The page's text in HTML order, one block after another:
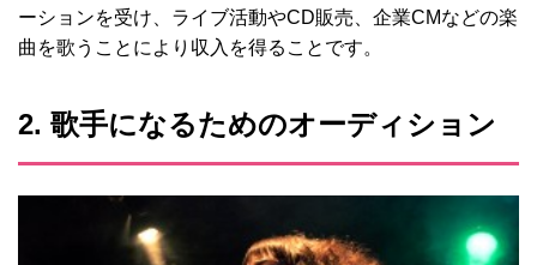
ーションを受け、ライブ活動やCD販売、企業CMなどの楽
曲を歌うことにより収入を得ることです。
2. 歌手になるためのオーディション